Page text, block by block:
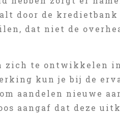
door de
dat niet de
zich te ontwikkelen
kun je bij de
aandelen nieuwe
aangaf dat deze